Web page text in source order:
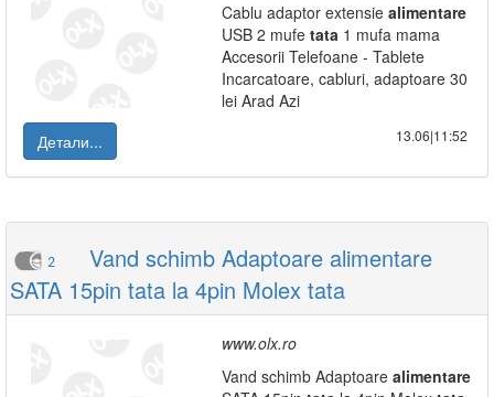
Cablu adaptor extensie alimentare
USB 2 mufe tata 1 mufa mama
Accesorii Telefoane - Tablete
Incarcatoare, cabluri, adaptoare 30
lei Arad Azi
Детали...
13.06|11:52
2
Vand schimb Adaptoare alimentare
SATA 15pin tata la 4pin Molex tata
www.olx.ro
Vand schimb Adaptoare alimentare